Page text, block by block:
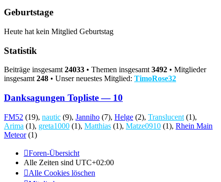
Geburtstage
Heute hat kein Mitglied Geburtstag
Statistik
Beiträge insgesamt 24033 • Themen insgesamt 3492 • Mitglieder
insgesamt 248 • Unser neuestes Mitglied: TimoRose32
Danksagungen Topliste — 10
FM52 (19), nautic (9), Janniho (7), Helge (2), Translucent (1),
Arima (1), greta1000 (1), Matthias (1), Matze0910 (1), Rhein Main
Meteor(1)
Foren-Übersicht
Alle Zeiten sind UTC+02:00
Alle Cookies löschen